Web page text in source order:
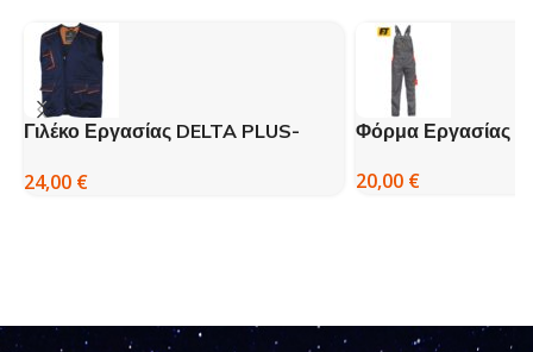
Γιλέκο Εργασίας DELTA PLUS-
24,00 €
Φόρμα Εργασίας
20,00 €